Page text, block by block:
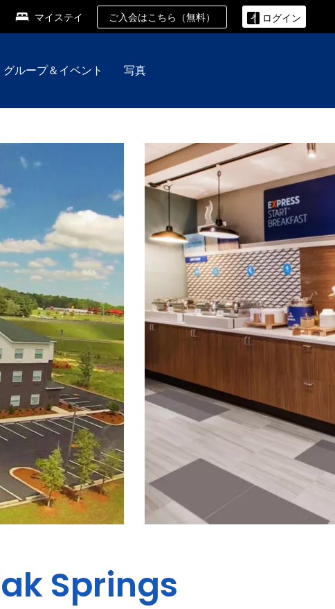
マイステイ ご入会はこちら（無料） ログイン
グループ＆イベント 写真
Springs